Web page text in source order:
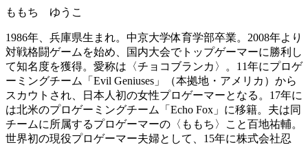
ももち ゆうこ
1986年、兵庫県生まれ。中京大学体育学部卒業。2008年より
対戦格闘ゲームを始め、国内大会でトップゲーマーに勝利し
て知名度を獲得。愛称は〈チョコブランカ〉。11年にプロゲ
ーミングチーム「Evil Geniuses」（本拠地・アメリカ）から
スカウトされ、日本人初の女性プロゲーマーとなる。17年に
は北米のプロゲーミングチーム「Echo Fox」に移籍。夫は同
チームに所属するプロゲーマーの〈ももち〉こと百地祐輔。
世界初の現役プロゲーマー夫婦として、15年に株式会社忍